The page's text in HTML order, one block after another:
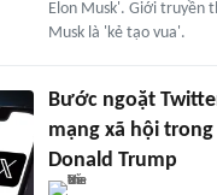
Elon Musk'. Giới truyền
Musk là 'kẻ tạo vua'.
Bước ngoặt
mạng xã hội
Donald Trump